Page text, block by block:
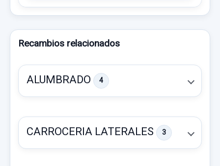
Recambios relacionados
ALUMBRADO 4
CARROCERIA LATERALES 3